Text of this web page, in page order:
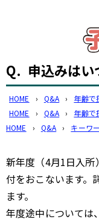
Q. 申込みはい
HOME › Q&A › 年齢で
HOME
› Q&A › 年齢で
HOME
› Q&A › キーワ
新年度（4月1日入
付をおこないます。
ます。
年度途中については